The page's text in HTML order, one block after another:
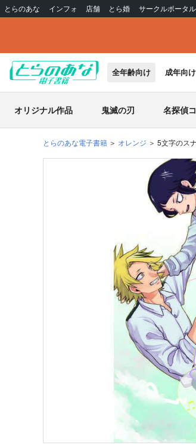
とらのあな インフォ 店舗 とら婚 サークルポータル
全年齢向け 成年向け
オリジナル作品 鬼滅の刃 名探偵
とらのあな電子書籍 オレンジ 5文字のス